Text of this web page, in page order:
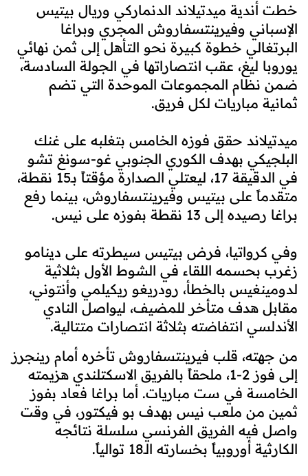
خطت أندية ميدتيلاند الدنماركي وريال بيتيس
الإسباني وفيرينتسفاروش المجري وبراغا
البرتغالي خطوة كبيرة نحو التأهل إلى ثمن نهائي
يوروبا ليغ، عقب انتصاراتها في الجولة السادسة،
ضمن نظام المجموعات الموحدة التي تضم
ثمانية مباريات لكل فريق.
ميدتيلاند حقق فوزه الخامس بتغلبه على غنك
البلجيكي بهدف الكوري الجنوبي غو-سونغ تشو
في الدقيقة 17، ليعتلي الصدارة مؤقتاً بـ15 نقطة،
متقدماً على بيتيس وفيرينتسفاروش، بينما رفع
براغا رصيده إلى 13 نقطة بفوزه على نيس.
وفي كرواتيا، فرض بيتيس سيطرته على دينامو
زغرب بحسمه اللقاء في الشوط الأول بثلاثية
لدومينغيس بالخطأ، رودريغو ريكيلمي وأنتوني،
مقابل هدف متأخر للمضيف، ليواصل النادي
الأندلسي انتفاضته بثلاثة انتصارات متتالية.
من جهته، قلب فيرينتسفاروش تأخره أمام رينجرز
إلى فوز 2-1، ملحقاً بالفريق الاسكتلندي هزيمته
الخامسة في ست مباريات. أما براغا فعاد بفوز
ثمين من ملعب نيس بهدف بو فيكتور، في وقت
واصل فيه الفريق الفرنسي سلسلة نتائجه
الكارثية أوروبياً بخسارته الـ18 توالياً.